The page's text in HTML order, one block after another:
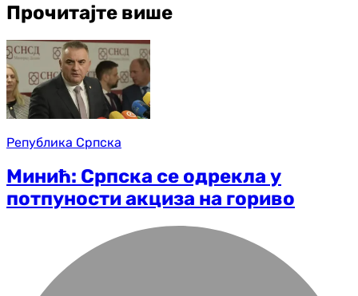
Прочитајте више
Република Српска
Минић: Српска се одрекла у
потпуности акциза на гориво